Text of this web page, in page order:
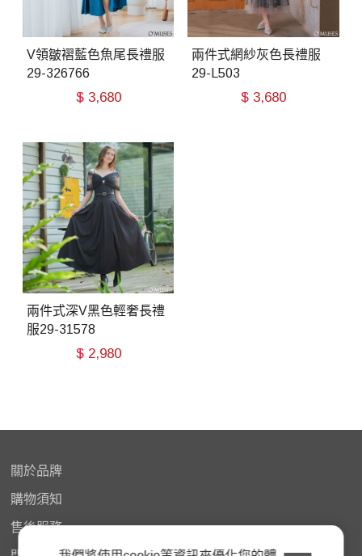
V領皺褶藍色魚尾長禮服
29-326766
$ 3,680
兩件式網紗灰色長禮服
29-L503
$ 3,680
兩件式深V黑色輕奢長禮
服29-31578
$ 2,980
關於品牌
購物須知
售後服務